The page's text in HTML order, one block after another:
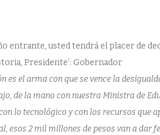
entrante, usted tendrá el placer de
Presidente’: Gobernador
es el arma con que se vence la
de la mano con nuestra Ministra de
lo tecnológico y con los recursos
esos 2 mil millones de pesos van a dar